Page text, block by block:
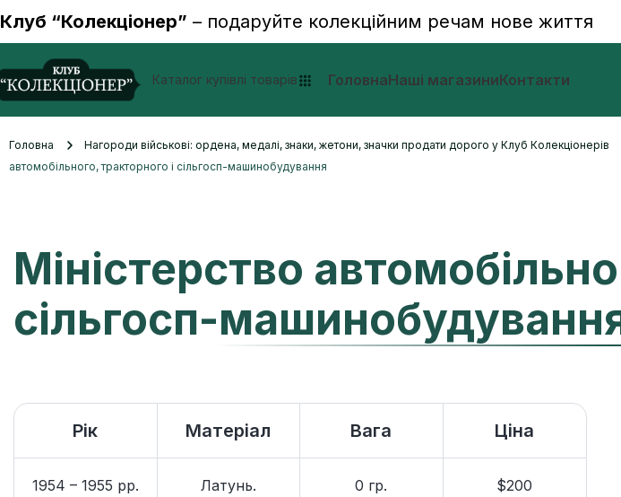
Клуб “Колекціонер” – подаруйте колекційним речам нове життя
Каталог купівлі товарів ГоловнаНаші магазиниКонтакти
Головна Нагороди військові: ордена, медалі, знаки, жетони, значки продати дорого у Клуб Колекціонерів
автомобільного, тракторного і сільгосп-машинобудування
Міністерство
сільгосп-
Рік Матеріал Вага Ціна
1954 – 1955 рр. Латунь. 0 гр. $200